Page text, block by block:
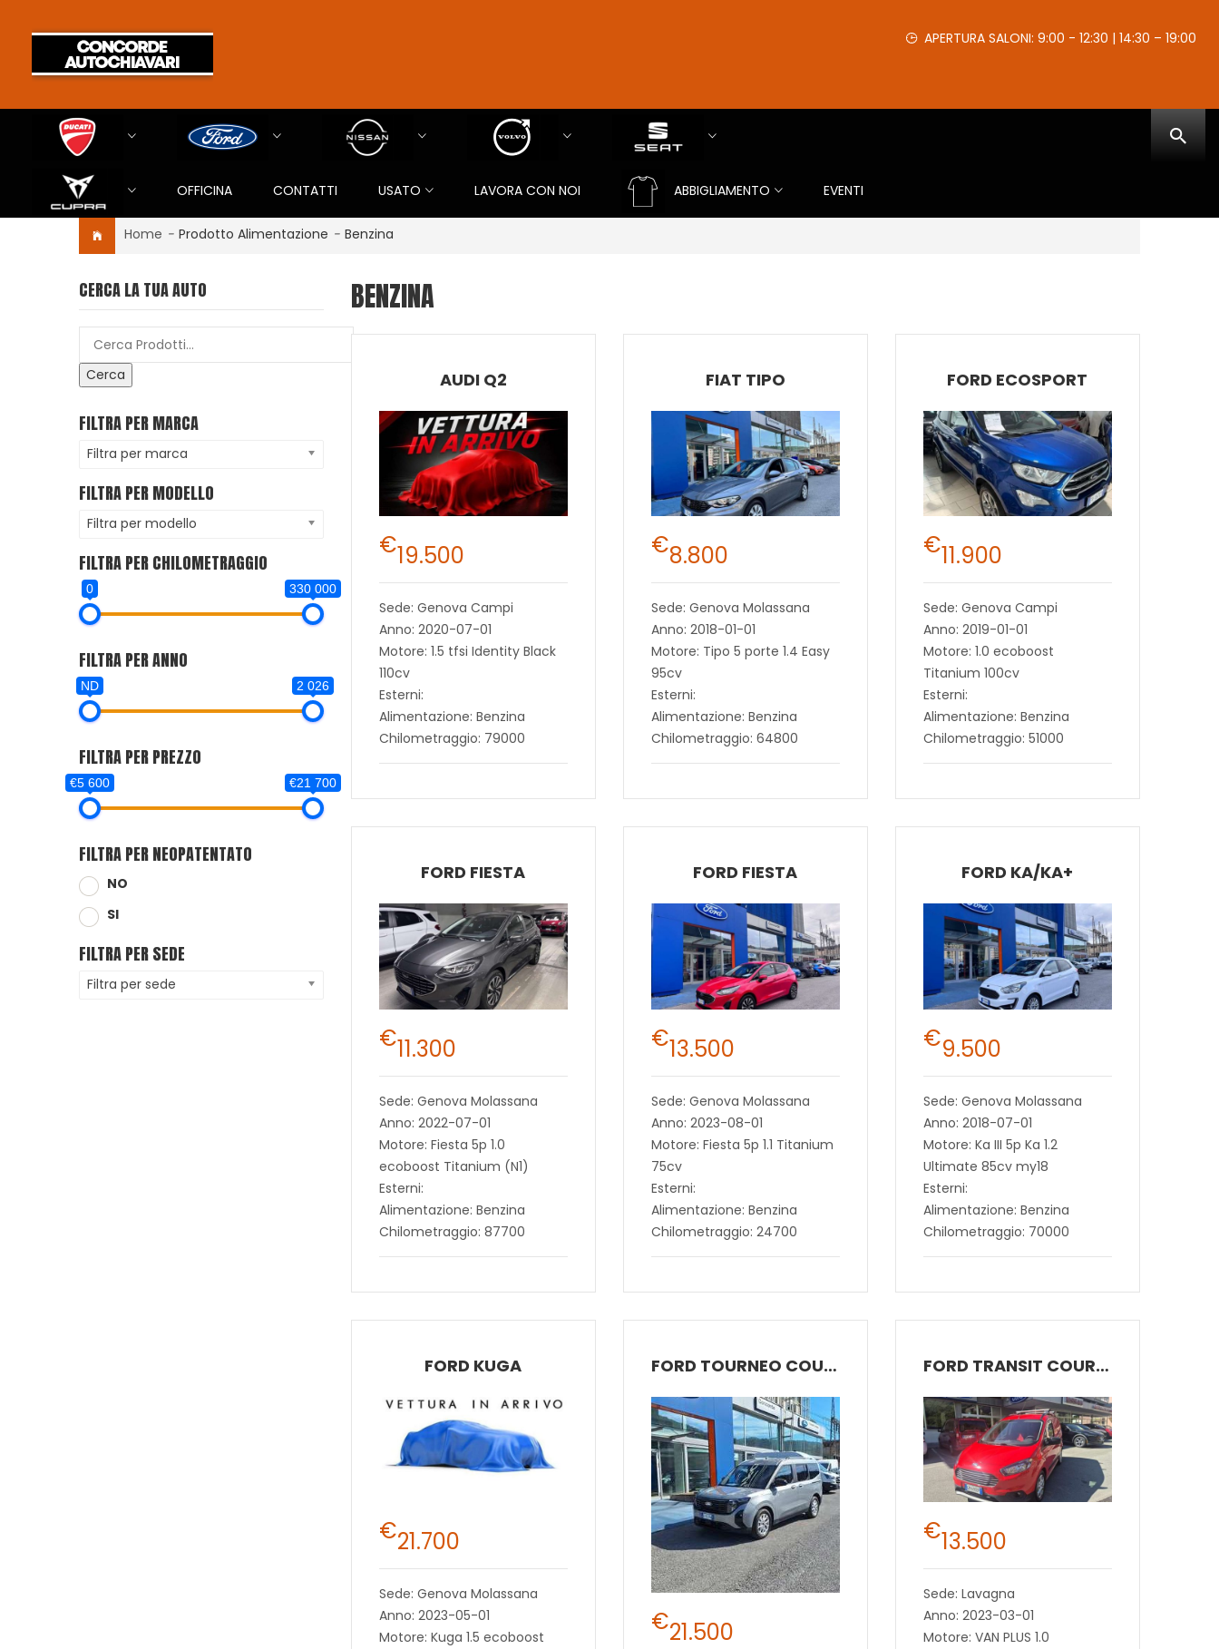
APERTURA SALONI: 9:00 - 12:30 | 14:30 – 19:00
OFFICINA CONTATTI USATO LAVORA CON NOI ABBIGLIAMENTO EVENTI
Home - Prodotto Alimentazione - Benzina
CERCA LA TUA AUTO
Cerca
FILTRA PER MARCA
Filtra per marca
FILTRA PER MODELLO
Filtra per modello
FILTRA PER CHILOMETRAGGIO
0 330 000
FILTRA PER ANNO
ND 2 026
FILTRA PER PREZZO
€5 600 €21 700
FILTRA PER NEOPATENTATO
NO
SI
FILTRA PER SEDE
Filtra per sede
BENZINA
AUDI Q2
€19.500
Sede: Genova Campi
Anno: 2020-07-01
Motore: 1.5 tfsi Identity Black
110cv
Esterni:
Alimentazione: Benzina
Chilometraggio: 79000
FIAT TIPO
€8.800
Sede: Genova Molassana
Anno: 2018-01-01
Motore: Tipo 5 porte 1.4 Easy
95cv
Esterni:
Alimentazione: Benzina
Chilometraggio: 64800
FORD ECOSPORT
€11.900
Sede: Genova Campi
Anno: 2019-01-01
Motore: 1.0 ecoboost
Titanium 100cv
Esterni:
Alimentazione: Benzina
Chilometraggio: 51000
FORD FIESTA
€11.300
Sede: Genova Molassana
Anno: 2022-07-01
Motore: Fiesta 5p 1.0
ecoboost Titanium (N1)
Esterni:
Alimentazione: Benzina
Chilometraggio: 87700
FORD FIESTA
€13.500
Sede: Genova Molassana
Anno: 2023-08-01
Motore: Fiesta 5p 1.1 Titanium
75cv
Esterni:
Alimentazione: Benzina
Chilometraggio: 24700
FORD KA/KA+
€9.500
Sede: Genova Molassana
Anno: 2018-07-01
Motore: Ka III 5p Ka 1.2
Ultimate 85cv my18
Esterni:
Alimentazione: Benzina
Chilometraggio: 70000
FORD KUGA
€21.700
Sede: Genova Molassana
Anno: 2023-05-01
Motore: Kuga 1.5 ecoboost
FORD TOURNEO COURIER
€21.500
FORD TRANSIT COURIER
€13.500
Sede: Lavagna
Anno: 2023-03-01
Motore: VAN PLUS 1.0